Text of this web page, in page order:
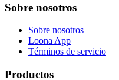
Sobre nosotros
Sobre nosotros
Loona App
Términos de servicio
Productos